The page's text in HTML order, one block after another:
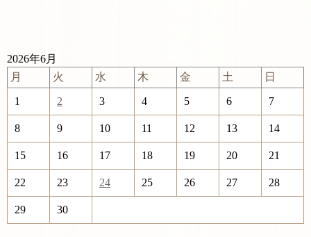
2026年6月
月
火 水 木 金 土 日
1 2 3 4 5 6 7
8 9 10 11 12 13 14
15 16 17 18 19 20 21
22 23 24 25 26 27 28
29 30